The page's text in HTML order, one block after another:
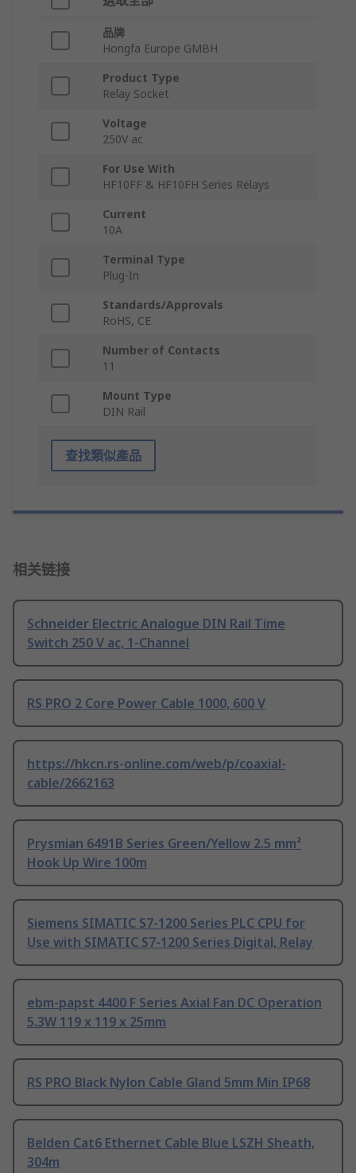
品牌
Hongfa Europe GMBH
Product Type
Relay Socket
Voltage
250V ac
For Use With
HF10FF & HF10FH Series Relays
Current
10A
Terminal Type
Plug-In
Standards/Approvals
RoHS, CE
Number of Contacts
11
Mount Type
DIN Rail
查找類似產品
相关链接
Schneider Electric Analogue DIN Rail Time
Switch 250 V ac, 1-Channel
RS PRO 2 Core Power Cable 1000, 600 V
https://hkcn.rs-online.com/web/p/coaxial-
cable/2662163
Prysmian 6491B Series Green/Yellow 2.5 mm²
Hook Up Wire 100m
Siemens SIMATIC S7-1200 Series PLC CPU for
Use with SIMATIC S7-1200 Series Digital, Relay
ebm-papst 4400 F Series Axial Fan DC Operation
5.3W 119 x 119 x 25mm
RS PRO Black Nylon Cable Gland 5mm Min IP68
Belden Cat6 Ethernet Cable Blue LSZH Sheath,
304m